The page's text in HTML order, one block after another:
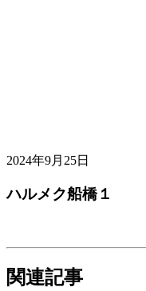
2024年9月25日
ハルメク船橋１
関連記事